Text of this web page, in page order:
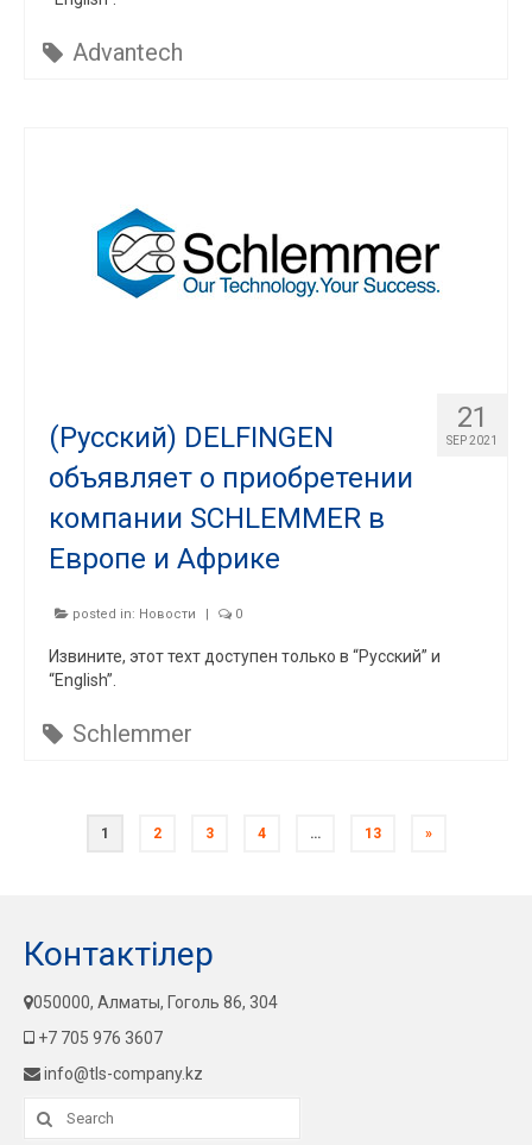
Advantech
21
SEP 2021
(Русский) DELFINGEN
объявляет о приобретении
компании SCHLEMMER в
Европе и Африке
posted in: Новости | 0
Извините, этот техт доступен только в “Русский” и
“English”.
Schlemmer
1 2 3 4 … 13 »
Контактілер
050000, Алматы, Гоголь 86, 304
+7 705 976 3607
info@tls-company.kz
Search
for: